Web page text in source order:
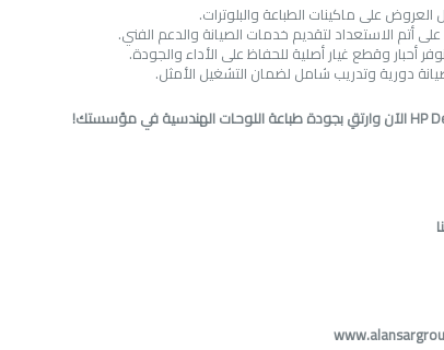
على ماكينات الطباعة والبلوترات.
على أتم الاستعداد لتقديم خدمات الصيانة والدعم الفني.
نوفر أحبار وقطع غيار أصلية للحفاظ على الأداء والجودة.
دورية وتدريب شامل لضمان التشغيل الأمثل.
HPالآن وارتقِ بجودة طباعة اللوحات الهندسية في مؤسستك!